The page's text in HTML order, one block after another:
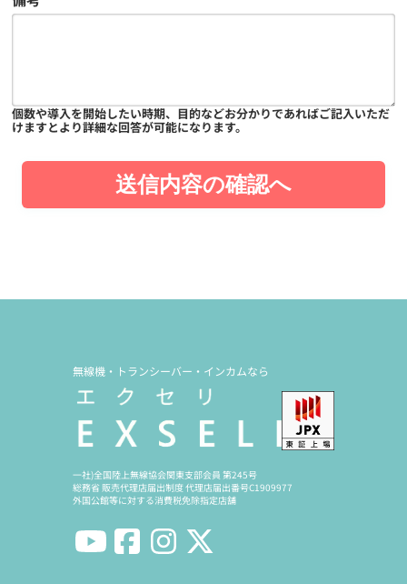
個数や導入を開始したい時期、目的などお分かりであればご記入いただ
けますとより詳細な回答が可能になります。
送信内容の確認へ
無線機・トランシーバー・インカムなら
一社)全国陸上無線協会関東支部会員 第245号
総務省 販売代理店届出制度 代理店届出番号C1909977
外国公館等に対する消費税免除指定店舗